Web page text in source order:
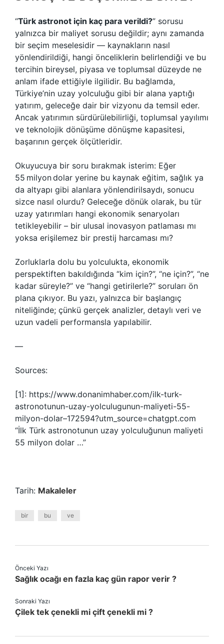
“‎Türk astronot için kaç para verildi?” sorusu
yalnızca bir maliyet sorusu değildir; aynı zamanda
bir seçim meselesidir — kaynakların nasıl
yönlendirildiği, hangi önceliklerin belirlendiği ve bu
tercihin bireysel, piyasa ve toplumsal düzeyde ne
anlam ifade ettiğiyle ilgilidir. Bu bağlamda,
Türkiye’nin uzay yolculuğu gibi bir alana yaptığı
yatırım, geleceğe dair bir vizyonu da temsil eder.
Ancak yatırımın sürdürülebilirliği, toplumsal yayılımı
ve teknolojik dönüşüme dönüşme kapasitesi,
başarının gerçek ölçütleridir.
Okuyucuya bir soru bırakmak isterim: Eğer
55 milyon dolar yerine bu kaynak eğitim, sağlık ya
da altyapı gibi alanlara yönlendirilsaydı, sonucu
sizce nasıl olurdu? Geleceğe dönük olarak, bu tür
uzay yatırımları hangi ekonomik senaryoları
tetikleyebilir – bir ulusal inovasyon patlaması mı
yoksa erişilemez bir prestij harcaması mı?
Zorluklarla dolu bu yolculukta, ekonomik
perspektiften bakıldığında “kim için?”, “ne için?”, “ne
kadar süreyle?” ve “hangi getirilerle?” soruları ön
plana çıkıyor. Bu yazı, yalnızca bir başlangıç
niteliğinde; çünkü gerçek analizler, detaylı veri ve
uzun vadeli performansla yapılabilir.
—
Sources:
[1]: https://www.donanimhaber.com/ilk-turk-
astronotunun-uzay-yolculugunun-maliyeti-55-
milyon-dolar–172594?utm_source=chatgpt.com
“İlk Türk astronotunun uzay yolculuğunun maliyeti
55 milyon dolar …”
Tarih: Makaleler
bir bu ve
Önceki Yazı
Sağlık ocağı en fazla kaç gün rapor verir ?
Sonraki Yazı
Çilek tek çenekli mi çift çenekli mi ?